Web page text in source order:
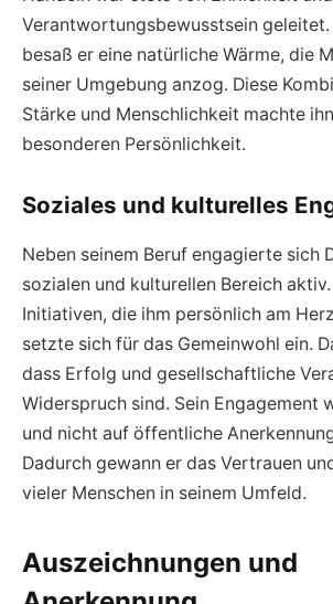
Verantwortungsbewusstsein
besaß er eine natürliche Wärme, die
seiner Umgebung anzog. Diese
Stärke und Menschlichkeit machte
besonderen Persönlichkeit.
Soziales und kulturelles
Neben seinem Beruf engagierte sich
sozialen und kulturellen Bereich
Initiativen, die ihm persönlich am
setzte sich für das Gemeinwohl ein.
dass Erfolg und gesellschaftliche
Widerspruch sind. Sein Engagement
und nicht auf öffentliche
Dadurch gewann er das Vertrauen
vieler Menschen in seinem Umfeld.
Auszeichnungen und